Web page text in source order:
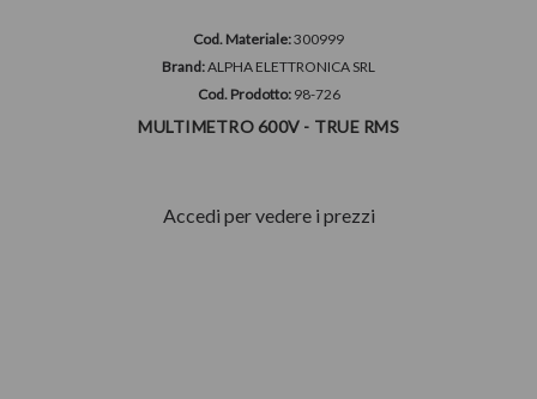
Cod. Materiale:300999
Brand:ALPHA ELETTRONICA SRL
Cod. Prodotto: 98-726
MULTIMETRO 600V - TRUE RMS
Accedi per vedere i prezzi